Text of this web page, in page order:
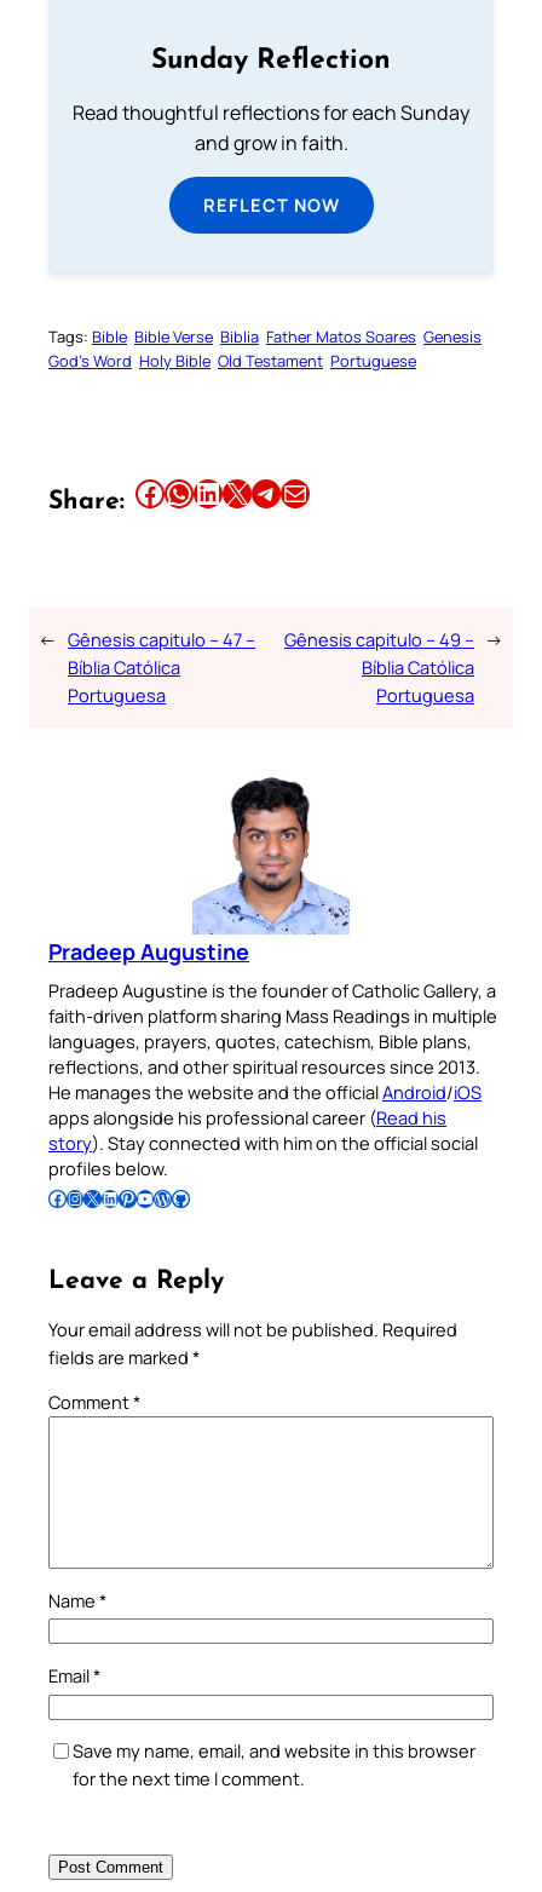
Sunday Reflection
Read thoughtful reflections for each Sunday
and grow in faith.
REFLECT NOW
Tags: Bible Bible Verse Biblia Father Matos Soares Genesis
God’s Word Holy Bible Old Testament Portuguese
Share: Share this article on Facebook Share this article on WhatsApp Share this article on LinkedIn Share this article on X Share this article on TelegramEmail this Article
← Gênesis capitulo – 47 –
Bíblia Católica
Portuguesa
Gênesis capitulo – 49 –
Bíblia Católica
Portuguesa
→
Pradeep Augustine
Pradeep Augustine is the founder of Catholic Gallery, a
faith-driven platform sharing Mass Readings in multiple
languages, prayers, quotes, catechism, Bible plans,
reflections, and other spiritual resources since 2013.
He manages the website and the officialAndroid/iOS
apps alongside his professional career (Read his
story). Stay connected with him on the official social
profiles below.
Follow Pradeep on Facebook Follow Pradeep on InstagramFollow Pradeep on X Follow Pradeep on LinkedIn Follow Pradeep on Pinterest Subscribe to Pradeep’s Youtube Channel Follow Pradeep on WordPress Follow Pradeep on GitHub
Leave a Reply
Your email address will not be published. Required
fields are marked *
Comment*
Name *
Email*
Save my name, email, and website in this browser
for the next time I comment.